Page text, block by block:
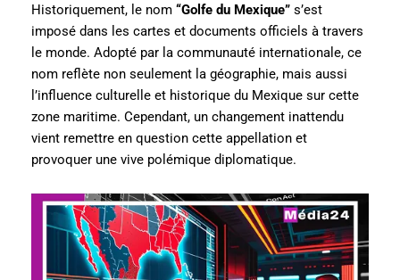
Historiquement, le nom “Golfe du Mexique” s’est
imposé dans les cartes et documents officiels à travers
le monde. Adopté par la communauté internationale, ce
nom reflète non seulement la géographie, mais aussi
l’influence culturelle et historique du Mexique sur cette
zone maritime. Cependant, un changement inattendu
vient remettre en question cette appellation et
provoquer une vive polémique diplomatique.